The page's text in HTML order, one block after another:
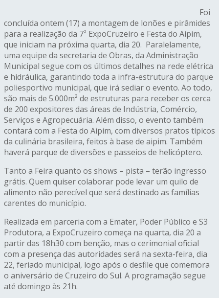
Foi
concluída ontem (17) a montagem de lonões e pirâmides
para a realização da 7ª ExpoCruzeiro e Festa do Aipim,
que iniciam na próxima quarta, dia 20. Paralelamente,
uma equipe da secretaria de Obras, da Administração
Municipal segue com os últimos detalhes na rede elétrica
e hidráulica, garantindo toda a infra-estrutura do parque
poliesportivo municipal, que irá sediar o evento. Ao todo,
são mais de 5.000m² de estruturas para receber os cerca
de 200 expositores das áreas de Indústria, Comércio,
Serviços e Agropecuária. Além disso, o evento também
contará com a Festa do Aipim, com diversos pratos típicos
da culinária brasileira, feitos à base de aipim. Também
haverá parque de diversões e passeios de helicóptero.
Tanto a Feira quanto os shows – pista – terão ingresso
grátis. Quem quiser colaborar pode levar um quilo de
alimento não perecível que será destinado as famílias
carentes do município.
Realizada em parceria com a Emater, Poder Público e S3
Produtora, a ExpoCruzeiro começa na quarta, dia 20 a
partir das 18h30 com benção, mas o cerimonial oficial
com a presença das autoridades será na sexta-feira, dia
22, feriado municipal, logo após o desfile que comemora
o aniversário de Cruzeiro do Sul. A programação segue
até domingo às 21h.